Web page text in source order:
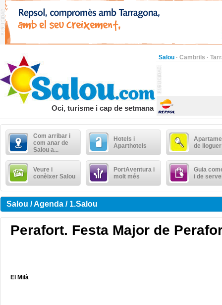
Salou · Cambrils ·
Oci, turisme i cap de setmana
Com arribar i
com anar de
Salou a...
Hotels i
Aparthotels
de lloguer
Veure i
conèixer Salou
PortAventura i
molt més
Guia
i de
Salou / Agenda / 1.Salou
Perafort. Festa Major de
El Milà